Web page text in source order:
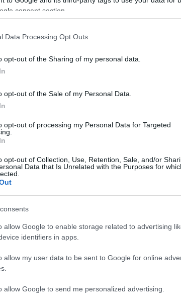
consent section.
Data Processing Opt Outs
opt-out of the Sharing of my personal data.
opt-out of the Sale of my Personal Data.
opt-out of processing my Personal Data for Targeted
opt-out of Collection, Use, Retention, Sale, and/or
Data that Is Unrelated with the Purposes for
allow Google to enable storage related to advertising
identifiers in apps.
allow my user data to be sent to Google for online
allow Google to send me personalized advertising.
cliccandoqui
nella sezioneLogindal menù del sito o
i tuoi video e le tue foto
+39 345 356 7512
di GalluraOggi.it
news da